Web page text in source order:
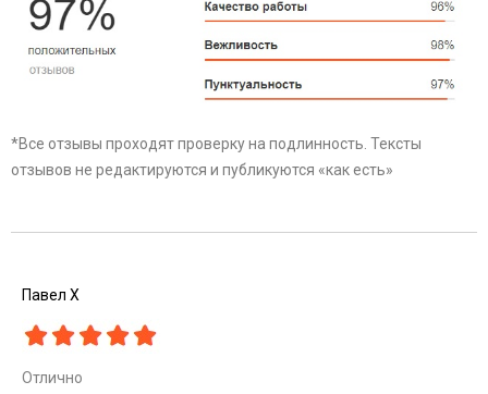
*Все отзывы проходят проверку на подлинность. Тексты
отзывов не редактируются и публикуются «как есть»
Павел Х
Отлично